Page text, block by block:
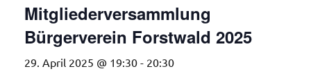
Mitgliederversammlung
Bürgerverein Forstwald 2025
29. April 2025 @ 19:30 - 20:30